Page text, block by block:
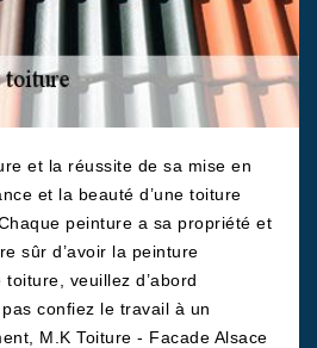
et la réussite de sa mise en
et la beauté d’une toiture
peinture a sa propriété et
sûr d’avoir la peinture
veuillez d’abord
confiez le travail à un
M.K Toiture - Facade Alsace